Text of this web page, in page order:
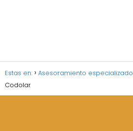
Estas en: Asesoramiento especializado
Codolar